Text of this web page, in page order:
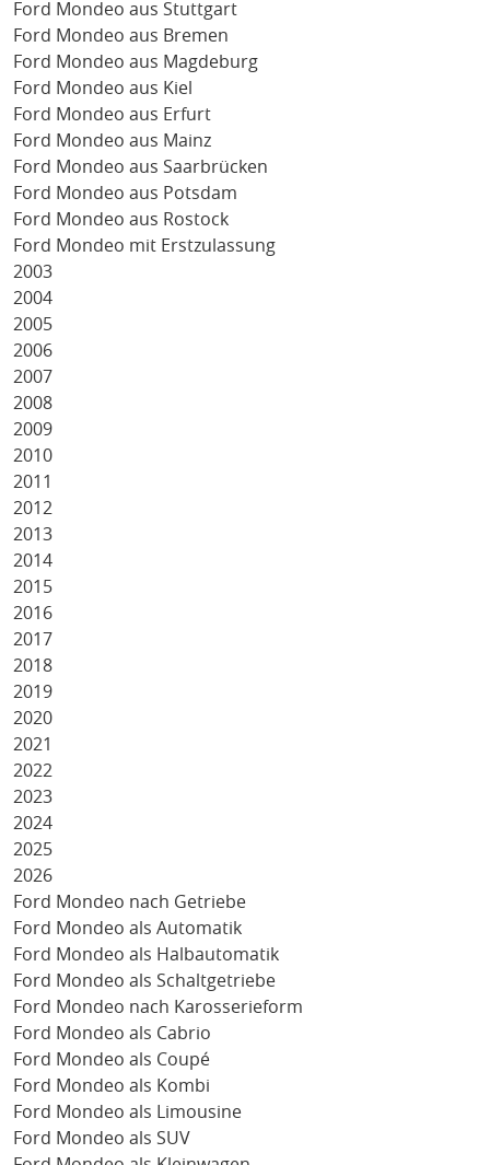
Ford Mondeo aus Stuttgart
Ford Mondeo aus Bremen
Ford Mondeo aus Magdeburg
Ford Mondeo aus Kiel
Ford Mondeo aus Erfurt
Ford Mondeo aus Mainz
Ford Mondeo aus Saarbrücken
Ford Mondeo aus Potsdam
Ford Mondeo aus Rostock
Ford Mondeo mit Erstzulassung
2003
2004
2005
2006
2007
2008
2009
2010
2011
2012
2013
2014
2015
2016
2017
2018
2019
2020
2021
2022
2023
2024
2025
2026
Ford Mondeo nach Getriebe
Ford Mondeo als Automatik
Ford Mondeo als Halbautomatik
Ford Mondeo als Schaltgetriebe
Ford Mondeo nach Karosserieform
Ford Mondeo als Cabrio
Ford Mondeo als Coupé
Ford Mondeo als Kombi
Ford Mondeo als Limousine
Ford Mondeo als SUV